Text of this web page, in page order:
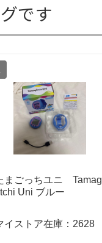
です
まごっちユニ Tamag
Uni ブルー
イストア在庫： 2628